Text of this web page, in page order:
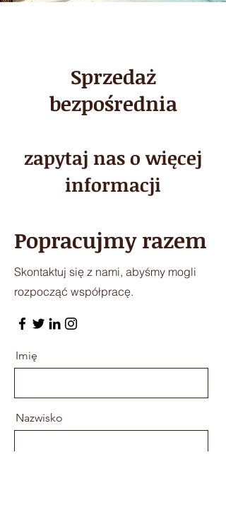
Sprzedaż
bezpośrednia
zapytaj nas o więcej
informacji
Popracujmy razem
Skontaktuj się z nami, abyśmy mogli
rozpocząć współpracę.
Imię
Nazwisko